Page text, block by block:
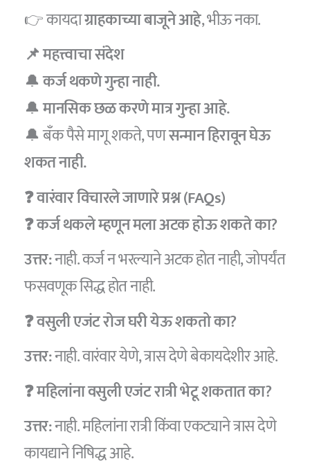
👉 कायदाग्राहकाच्या बाजूने आहे, भीऊ नका.
📌 महत्त्वाचा संदेश
🔔कर्ज थकणे गुन्हा नाही.
🔔मानसिक छळ करणे मात्र गुन्हा आहे.
🔔 बँक पैसे मागू शकते, पणसन्मान हिरावून घेऊ
शकत नाही.
❓ वारंवार विचारले जाणारे प्रश्न (FAQs)
❓ कर्ज थकले म्हणून मला अटक होऊ शकते का?
उत्तर:नाही. कर्ज न भरल्याने अटक होत नाही, जोपर्यंत
फसवणूक सिद्ध होत नाही.
❓ वसुली एजंट रोज घरी येऊ शकतो का?
उत्तर:नाही. वारंवार येणे, त्रास देणे बेकायदेशीर आहे.
❓ महिलांना वसुली एजंट रात्री भेटू शकतात का?
उत्तर:नाही. महिलांना रात्री किंवा एकट्याने त्रास देणे
कायद्याने निषिद्ध आहे.